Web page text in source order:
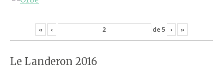
« ‹ de5 › »
Le Landeron 2016